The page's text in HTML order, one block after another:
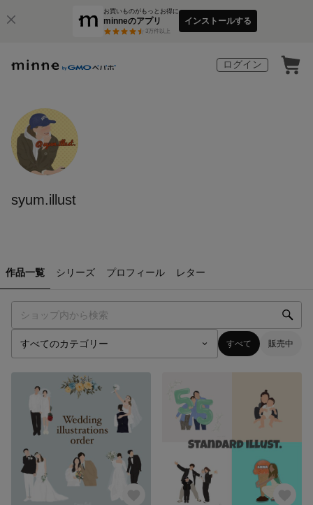
お買いものがもっとお得に
minneのアプリ
3万件以上
インストールする
ログイン
syum.illust
作品一覧 シリーズ プロフィール レター
すべて 販売中